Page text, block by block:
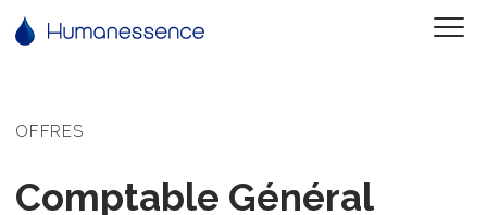
OFFRES
Comptable Général